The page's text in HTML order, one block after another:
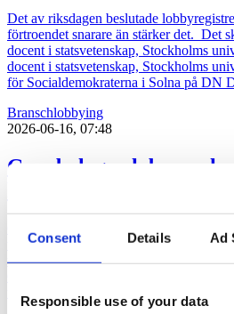
Consent Details Ad
Responsible use of your data
Det av riksdagen beslutade
förtroendet snarare än stärker det. Det
docent i statsvetenskap, Stockholms
docent i statsvetenskap, Stockholms
för Socialdemokraterna i Solna på DN
Branschlobbying
2026-06-16, 07:48
Gruvbolag och
halvjublar över skrotat
två bakåt” när det gäller riksdagens
tillståndsprövningen av brytning av